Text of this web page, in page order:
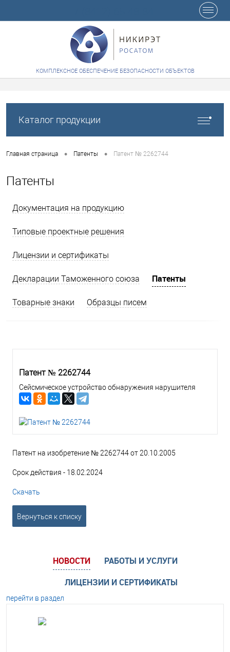
КОМПЛЕКСНОЕ ОБЕСПЕЧЕНИЕ БЕЗОПАСНОСТИ ОБЪЕКТОВ
Каталог продукции
Главная страница • Патенты • Патент № 2262744
Патенты
Документация на продукцию
Типовые проектные решения
Лицензии и сертификаты
Декларации Таможенного союза Патенты
Товарные знаки Образцы писем
Патент № 2262744
Сейсмическое устройство обнаружения нарушителя
Патент на изобретение № 2262744 от 20.10.2005
Срок действия - 18.02.2024
Скачать
Вернуться к списку
НОВОСТИ
РАБОТЫ И УСЛУГИ
ЛИЦЕНЗИИ И СЕРТИФИКАТЫ
перейти в раздел